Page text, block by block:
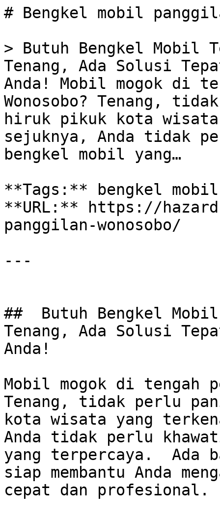
# Bengkel mobil
> Butuh Bengkel Mobil
Tenang, Ada Solusi
Anda! Mobil mogok di
Wonosobo? Tenang,
hiruk pikuk kota wisata
sejuknya, Anda tidak
bengkel mobil yang…
**Tags:** bengkel
**URL:** https://
panggilan-wonosobo/
---
##  Butuh Bengkel
Tenang, Ada Solusi
Anda!
Mobil mogok di tengah
Tenang, tidak perlu
kota wisata yang
Anda tidak perlu
yang terpercaya.  Ada
siap membantu Anda
cepat dan profesional.